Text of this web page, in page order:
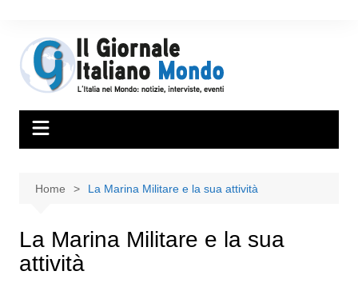
Home La Marina Militare e la sua attività
La Marina Militare e la sua
attività